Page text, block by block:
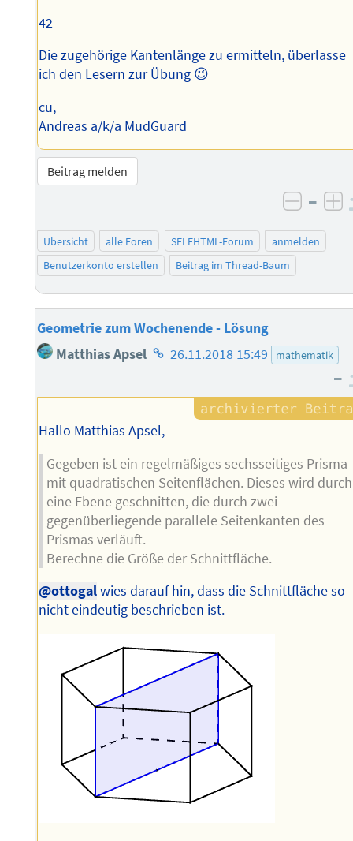
42
Die zugehörige Kantenlänge zu ermitteln, überlasse
ich den Lesern zur Übung 😉
cu,
Andreas a/k/a MudGuard
Beitrag melden
–
Übersicht alle Foren SELFHTML-Forum
anmelden
Benutzerkonto erstellen
Beitrag im Thread-Baum
Geometrie zum Wochenende - Lösung
Matthias Apsel Homepage
Autors
26.11.2018 15:49 mathematik
–
Hallo Matthias Apsel,
Gegeben ist ein regelmäßiges sechsseitiges Prisma
mit quadratischen Seitenflächen. Dieses wird durch
eine Ebene geschnitten, die durch zwei
gegenüberliegende parallele Seitenkanten des
Prismas verläuft.
Berechne die Größe der Schnittfläche.
@ottogalwies darauf hin, dass die Schnittfläche so
nicht eindeutig beschrieben ist.